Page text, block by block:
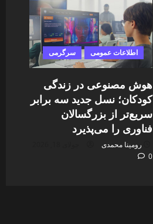
اطلاعات عمومی سرگرمی
هوش مصنوعی در زندگی
کودکان؛ نسل جدید سه برابر
سریع‌تر از بزرگسالان
فناوری را می‌پذیرد
رومینا محمدی
0